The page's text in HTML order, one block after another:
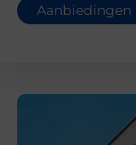
Aanbiedingen